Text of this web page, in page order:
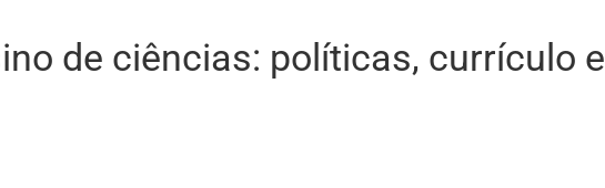
de ciências: políticas, currículo e